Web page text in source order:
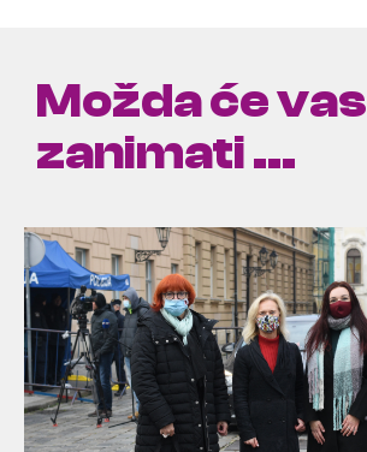
Možda će vas
zanimati ...